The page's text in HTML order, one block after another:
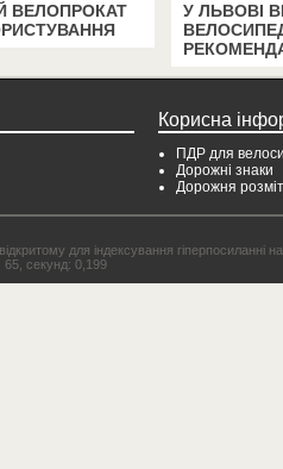
ВЕЛОПРОКАТ
У ЛЬВОВІ
Корисна
ПДР для
Дорожні знаки
Дорожня
для індексування гіперпосиланні
65, секунд: 0,199